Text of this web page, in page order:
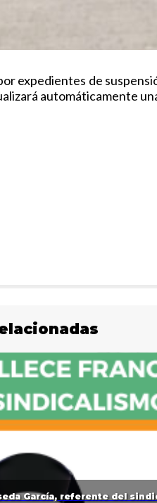
expedientes de
automáticamente
García, referente del